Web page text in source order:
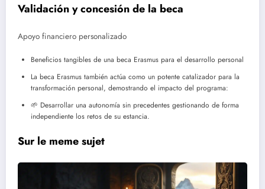
Validación y concesión de la beca
Apoyo financiero personalizado
Beneficios tangibles de una beca Erasmus para el desarrollo personal
La beca Erasmus también actúa como un potente catalizador para la
transformación personal, demostrando el impacto del programa:
🌱 Desarrollar una autonomía sin precedentes gestionando de forma
independiente los retos de su estancia.
Sur le meme sujet